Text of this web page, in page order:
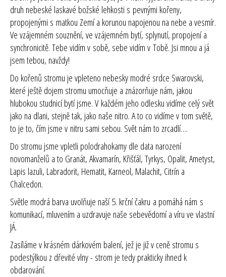
druh nebeské laskavé božské lehkosti s pevnými kořeny,
propojenými s matkou Zemí a korunou napojenou na nebe a vesmír.
Ve vzájemném souznění, ve vzájemném bytí, splynutí, propojení a
synchronicitě. Tebe vidím v sobě, sebe vidím v Tobě. Jsi mnou a já
jsem tebou, navždy!
Do kořenů stromu je vpleteno nebesky modré srdce Swarovski,
které ještě dojem stromu umocňuje a znázorňuje nám, jakou
hlubokou studnicí bytí jsme. V každém jeho odlesku vidíme celý svět
jako na dlani, stejně tak, jako naše nitro. A to co vidíme v tom světě,
to je to, čím jsme v nitru sami sebou. Svět nám to zrcadlí….
Do stromu jsme vpletli polodrahokamy dle data narození
novomanželů a to Granát, Akvamarín, Křišťál, Tyrkys, Opalit, Ametyst,
Lapis lazuli, Labradorit, Hematit, Karneol, Malachit, Citrín a
Chalcedon.
Světle modrá barva uvolňuje naší 5. krční čakru a pomáhá nám s
komunikací, mluvením a uzdravuje naše sebevědomí a víru ve vlastní
JÁ.
Zasíláme v krásném dárkovém balení, jež je již v ceně stromu s
podestýlkou z dřevité vlny - strom je tedy prakticky ihned k
obdarování.